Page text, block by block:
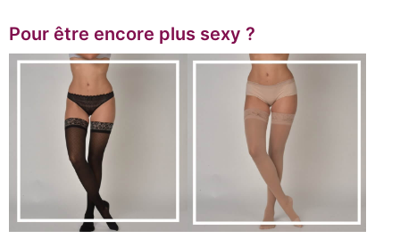
Pour être encore plus sexy ?